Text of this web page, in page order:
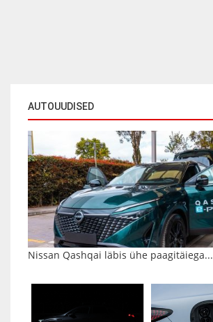
AUTOUUDISED
Nissan Qashqai läbis ühe paagitäiega...